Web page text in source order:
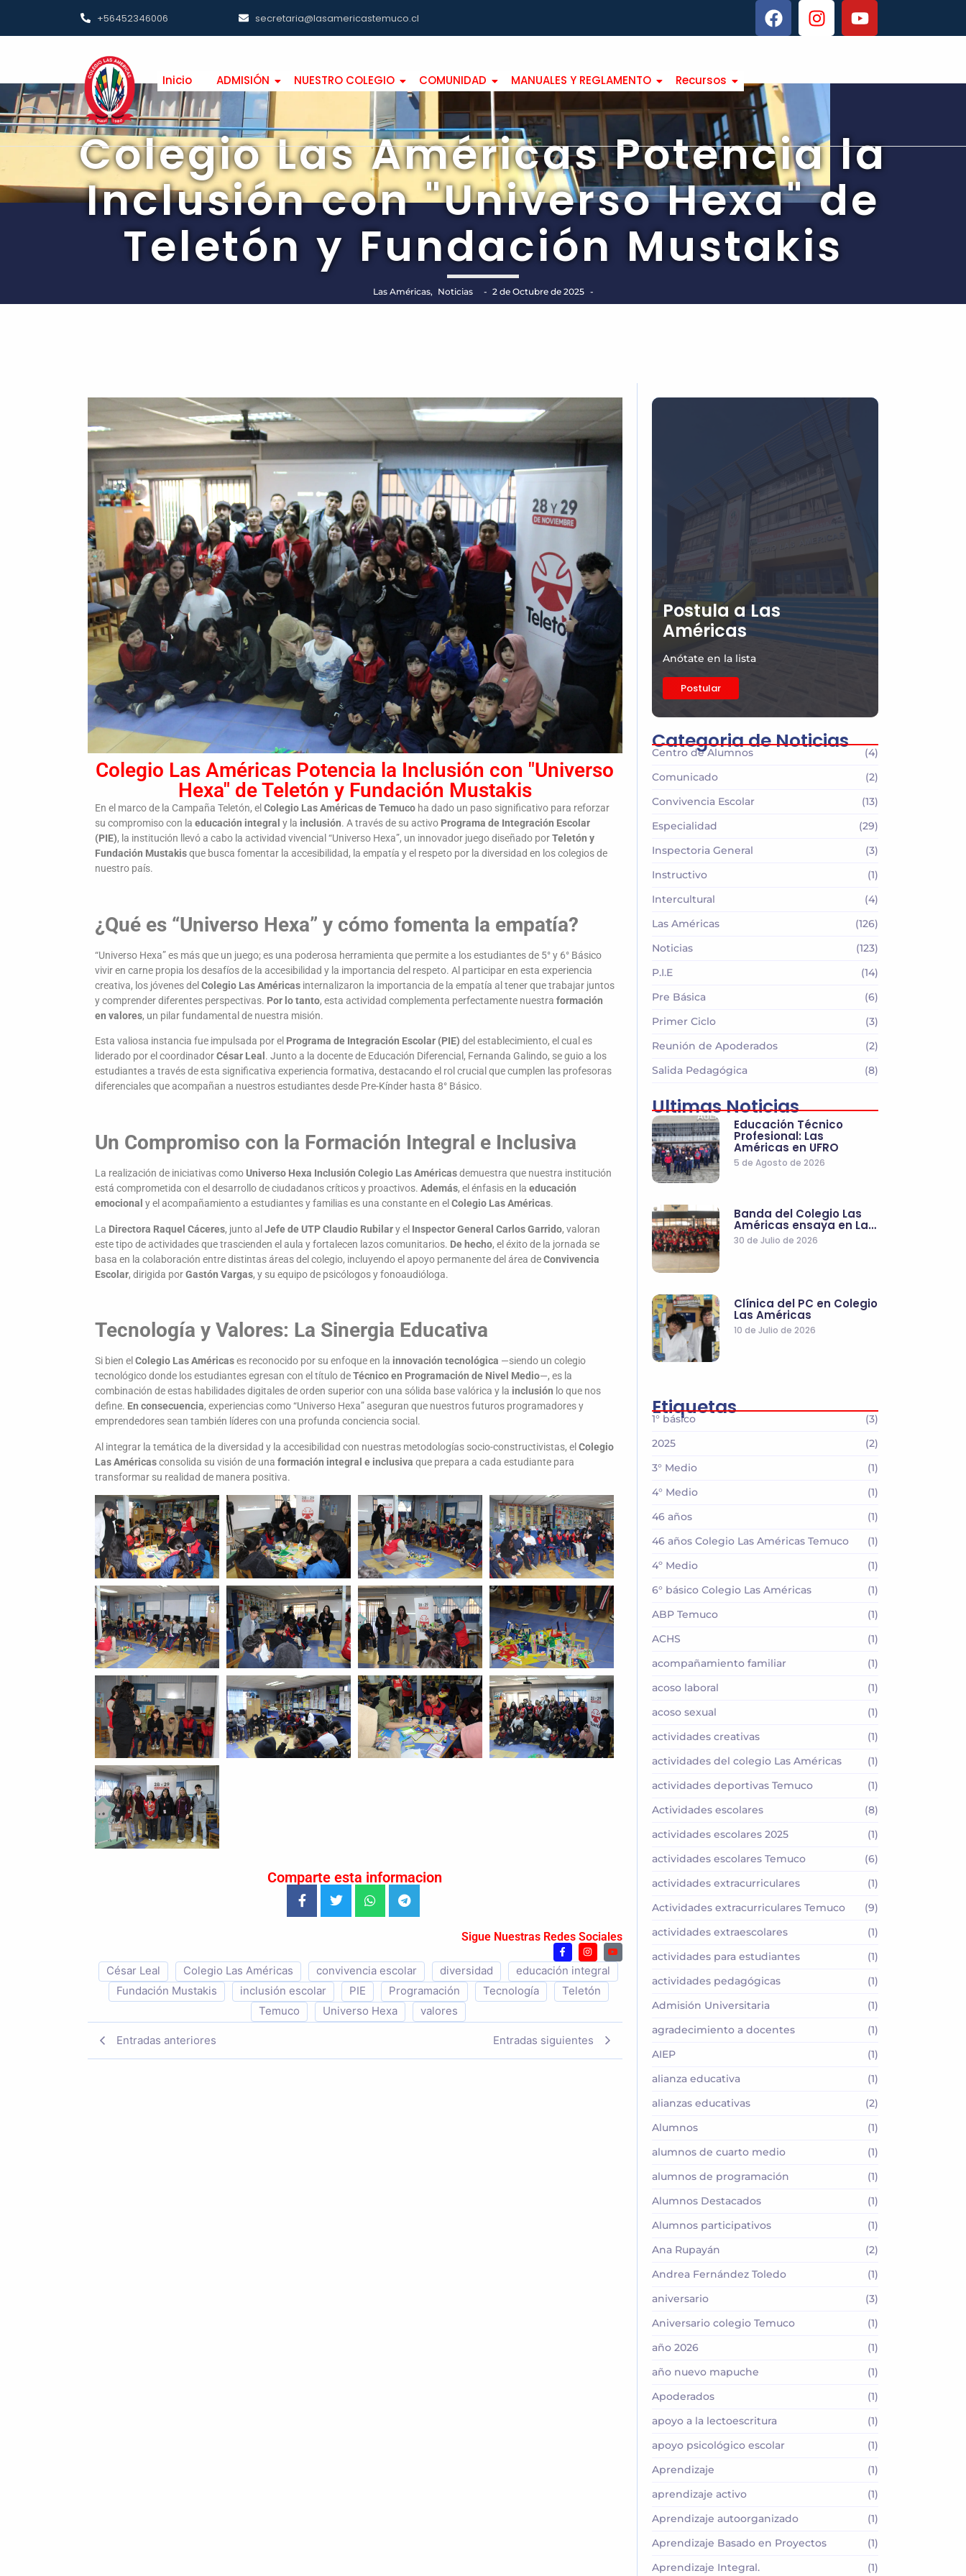
+56452346006 secretaria@lasamericastemuco.cl
Inicio ADMISIÓN NUESTRO COLEGIO COMUNIDAD MANUALES Y REGLAMENTO Recursos
Colegio Las Américas Potencia la
Inclusión con "Universo Hexa" de
Teletón y Fundación Mustakis
Las Américas, Noticias - 2 de Octubre de 2025 -
Colegio Las Américas Potencia la Inclusión con "Universo
Hexa" de Teletón y Fundación Mustakis
En el marco de la Campaña Teletón, el Colegio Las Américas de Temuco ha dado un paso significativo para reforzar
su compromiso con la educación integral y la inclusión. A través de su activo Programa de Integración Escolar
(PIE), la institución llevó a cabo la actividad vivencial “Universo Hexa”, un innovador juego diseñado porTeletón y
Fundación Mustakisque busca fomentar la accesibilidad, la empatía y el respeto por la diversidad en los colegios de
nuestro país.
¿Qué es “Universo Hexa” y cómo fomenta la empatía?
“Universo Hexa” es más que un juego; es una poderosa herramienta que permite a los estudiantes de 5° y 6° Básico
vivir en carne propia los desafíos de la accesibilidad y la importancia del respeto. Al participar en esta experiencia
creativa, los jóvenes del Colegio Las Américas internalizaron la importancia de la empatía al tener que trabajar juntos
y comprender diferentes perspectivas. Por lo tanto, esta actividad complementa perfectamente nuestra formación
en valores, un pilar fundamental de nuestra misión.
Esta valiosa instancia fue impulsada por el Programa de Integración Escolar (PIE) del establecimiento, el cual es
liderado por el coordinadorCésar Leal . Junto a la docente de Educación Diferencial, Fernanda Galindo, se guio a los
estudiantes a través de esta significativa experiencia formativa, destacando el rol crucial que cumplen las profesoras
diferenciales que acompañan a nuestros estudiantes desde Pre-Kínder hasta 8° Básico.
Un Compromiso con la Formación Integral e Inclusiva
La realización de iniciativas comoUniverso Hexa Inclusión Colegio Las Américasdemuestra que nuestra institución
está comprometida con el desarrollo de ciudadanos críticos y proactivos. Además, el énfasis en la educación
emocional y el acompañamiento a estudiantes y familias es una constante en el Colegio Las Américas.
La Directora Raquel Cáceres, junto al Jefe de UTP Claudio Rubilary el Inspector General Carlos Garrido, valoran
este tipo de actividades que trascienden el aula y fortalecen lazos comunitarios. De hecho, el éxito de la jornada se
basa en la colaboración entre distintas áreas del colegio, incluyendo el apoyo permanente del área deConvivencia
Escolar, dirigida porGastón Vargas, y su equipo de psicólogos y fonoaudióloga.
Tecnología y Valores: La Sinergia Educativa
Si bien el Colegio Las Américases reconocido por su enfoque en la innovación tecnológica —siendo un colegio
tecnológico donde los estudiantes egresan con el título deTécnico en Programación de Nivel Medio—, es la
combinación de estas habilidades digitales de orden superior con una sólida base valórica y la inclusión lo que nos
define. En consecuencia, experiencias como “Universo Hexa” aseguran que nuestros futuros programadores y
emprendedores sean también líderes con una profunda conciencia social.
Al integrar la temática de la diversidad y la accesibilidad con nuestras metodologías socio-constructivistas, el Colegio
Las Américasconsolida su visión de una formación integral e inclusiva que prepara a cada estudiante para
transformar su realidad de manera positiva.
Comparte esta informacion
Sigue Nuestras Redes Sociales
César Leal Colegio Las Américas convivencia escolar diversidad
educación integral
Fundación Mustakis
inclusión escolar PIE Programación Tecnología
Teletón
Temuco
Universo Hexa valores
Entradas anteriores Entradas siguientes
Postula a Las
Américas
Anótate en la lista
Postular
Categoria de Noticias
Centro de Alumnos
(4)
Comunicado
(2)
Convivencia Escolar
(13)
Especialidad
(29)
Inspectoria General
(3)
Instructivo
(1)
Intercultural
(4)
Las Américas
(126)
Noticias
(123)
P.I.E
(14)
Pre Básica
(6)
Primer Ciclo
(3)
Reunión de Apoderados
(2)
Salida Pedagógica
(8)
Ultimas Noticias
Educación Técnico
Profesional: Las
Américas en UFRO
5 de Agosto de 2026
Banda del Colegio Las
Américas ensaya en La…
30 de Julio de 2026
Clínica del PC en Colegio
Las Américas
10 de Julio de 2026
Etiquetas
1° básico
(3)
2025
(2)
3° Medio
(1)
4° Medio
(1)
46 años
(1)
46 años Colegio Las Américas Temuco
(1)
4º Medio
(1)
6° básico Colegio Las Américas
(1)
ABP Temuco
(1)
ACHS
(1)
acompañamiento familiar
(1)
acoso laboral
(1)
acoso sexual
(1)
actividades creativas
(1)
actividades del colegio Las Américas
(1)
actividades deportivas Temuco
(1)
Actividades escolares
(8)
actividades escolares 2025
(1)
actividades escolares Temuco
(6)
actividades extracurriculares
(1)
Actividades extracurriculares Temuco
(9)
actividades extraescolares
(1)
actividades para estudiantes
(1)
actividades pedagógicas
(1)
Admisión Universitaria
(1)
agradecimiento a docentes
(1)
AIEP
(1)
alianza educativa
(1)
alianzas educativas
(2)
Alumnos
(1)
alumnos de cuarto medio
(1)
alumnos de programación
(1)
Alumnos Destacados
(1)
Alumnos participativos
(1)
Ana Rupayán
(2)
Andrea Fernández Toledo
(1)
aniversario
(3)
Aniversario colegio Temuco
(1)
año 2026
(1)
año nuevo mapuche
(1)
Apoderados
(1)
apoyo a la lectoescritura
(1)
apoyo psicológico escolar
(1)
Aprendizaje
(1)
aprendizaje activo
(1)
Aprendizaje autoorganizado
(1)
Aprendizaje Basado en Proyectos
(1)
Aprendizaje Integral.
(1)